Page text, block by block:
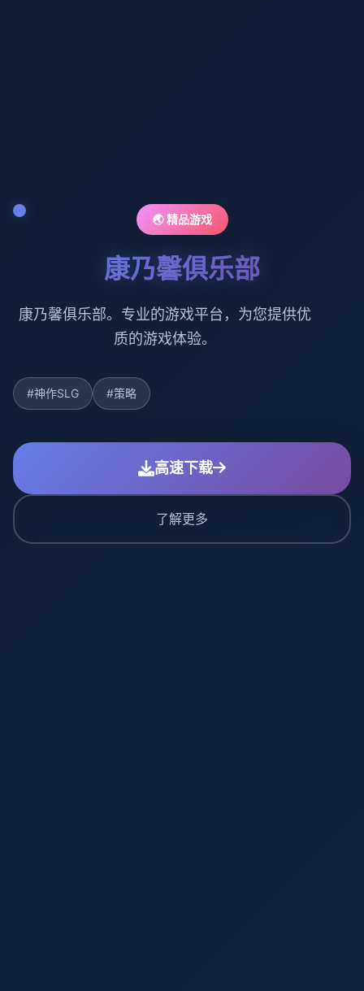
🌏 精品游戏
康乃馨俱乐部
康乃馨俱乐部。专业的游戏平台，为您提供优
质的游戏体验。
#神作SLG #策略
高速下载
了解更多